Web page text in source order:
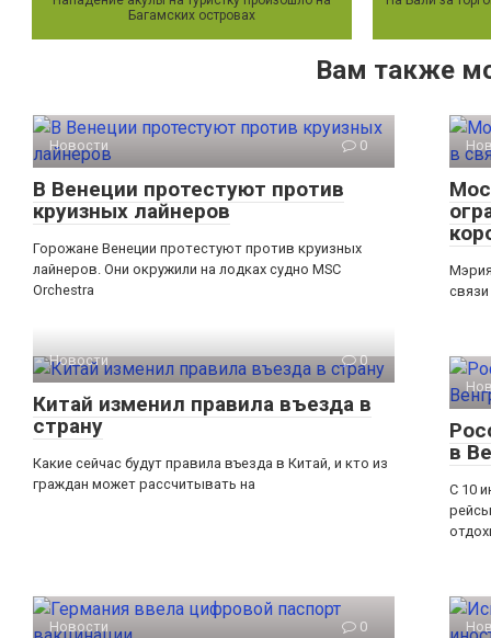
Багамских островах
Вам также
Новости 0
В Венеции протестуют против
круизных лайнеров
Горожане Венеции протестуют против круизных
лайнеров. Они окружили на лодках судно MSC
Orchestra
Новости 0
Китай изменил правила въезда в
страну
Какие сейчас будут правила въезда в Китай, и кто из
граждан может рассчитывать на
в
С 10
Новости 0